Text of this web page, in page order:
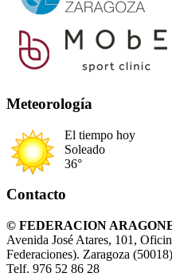
Meteorología
El tiempo hoy
Soleado
36°
Contacto
© FEDERACION
Avenida José Atares, 101,
Federaciones). Zaragoza
Telf. 976 52 86 28